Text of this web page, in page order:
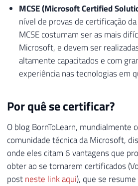
MCSE (Microsoft Certified
nível de provas de certificação
MCSE costumam ser as mais
Microsoft, e devem ser
altamente capacitados e com
experiência nas tecnologias em
Por quê se certificar?
O blog BornToLearn, mundialmente
comunidade técnica da Microsoft,
onde eles citam 6 vantagens que
obter ao se tornarem certificados
postneste link aqui), que se